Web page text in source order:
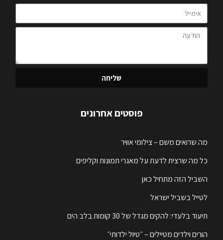
שליחה
פוסטים אחרונים
מה שרואים משם – צילומי אוויר
כל מה שרצית לדעת על מאגרי תמונות וקליפים
השביל הזה מתחיל כאן
לטייל בשביל ישראל
תיעוד בלעדי: להקים מגדל של 30 קומות בלב הים
הורים וילדים מטיילים – ״טיול ילדותי״